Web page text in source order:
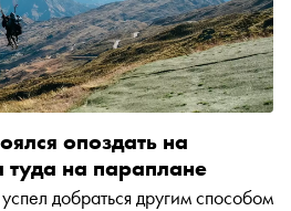
опоздать на
туда на параплане
добраться другим способом